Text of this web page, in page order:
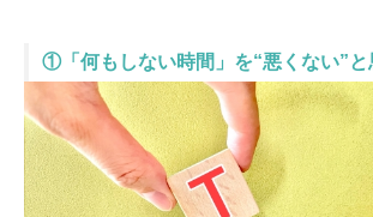
①「何もしない時間」を“悪くない”と